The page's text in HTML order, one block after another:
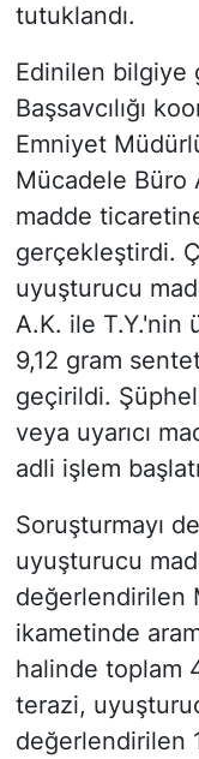
tutuklandı.
Edinilen bilgiye
Başsavcılığı
Emniyet
Mücadele Büro
madde
gerçekleştirdi.
uyuşturucu
A.K. ile T.Y.'nin
9,12 gram
geçirildi.
veya uyarıcı
adli işlem
Soruşturmayı
uyuşturucu
değerlendirilen
ikametinde
halinde toplam
terazi,
değerlendirilen